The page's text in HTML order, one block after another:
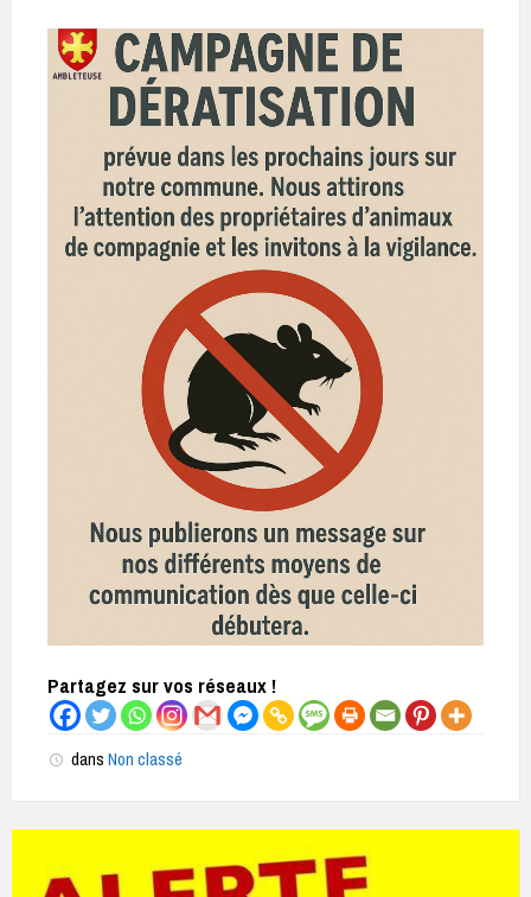
Partagez sur vos réseaux !
dans Non classé